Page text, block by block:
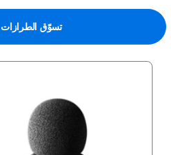
تسوّق الطرازات